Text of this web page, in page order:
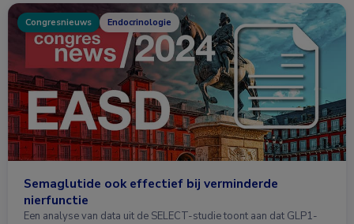
Congresnieuws Endocrinologie
Semaglutide ook effectief bij verminderde
nierfunctie
Een analyse van data uit de SELECT-studie toont aan dat GLP1-